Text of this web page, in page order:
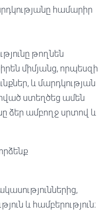
համարիր
թողնեն
միմյանց, որպեսզի
և մարդկության
ստեղծեց ամեն
ձեր ամբողջ սրտով և
և համբերություն։